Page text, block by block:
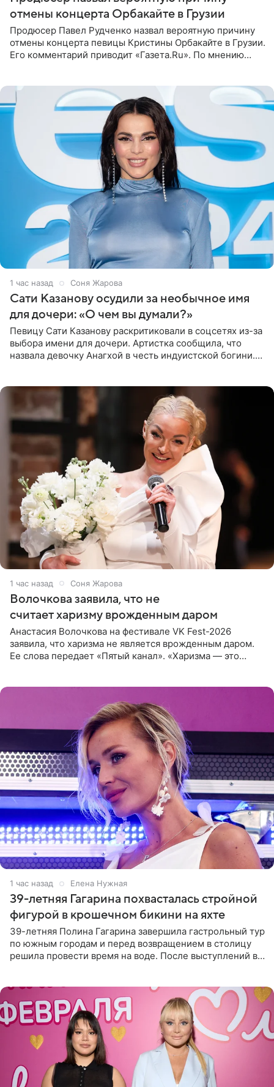
отмены концерта Орбакайте в Грузии
Продюсер Павел Рудченко назвал вероятную причину
отмены концерта певицы Кристины Орбакайте в Грузии.
Его комментарий приводит «Газета.Ru». По мнению
1 час назад Соня Жарова
Сати Казанову осудили за необычное имя
для дочери: «О чем вы думали?»
Певицу Сати Казанову раскритиковали в соцсетях из-за
выбора имени для дочери. Артистка сообщила, что
назвала девочку Анагхой в честь индуистской богини.
1 час назад Соня Жарова
Волочкова заявила, что не
считает харизму врожденным даром
Анастасия Волочкова на фестивале VK Fest-2026
заявила, что харизма не является врожденным даром.
Ее слова передает «Пятый канал». «Харизма — это
1 час назад Елена Нужная
39-летняя Гагарина похвасталась стройной
фигурой в крошечном бикини на яхте
39-летняя Полина Гагарина завершила гастрольный тур
по южным городам и перед возвращением в столицу
решила провести время на воде. После выступлений в